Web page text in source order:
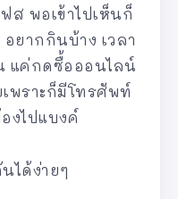
ส พอเข้าไปเห็นก็
ยากกินบ้าง เวลา
แค่กดซื้อออนไลน์
พราะก็มีโทรศัพท์
งไปแบงค์
ได้ง่ายๆ